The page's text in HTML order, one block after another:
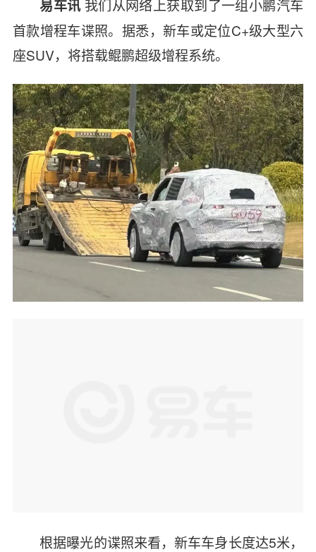
易车讯我们从网络上获取到了一组小鹏汽车
首款增程车谍照。据悉，新车或定位C+级大型六
座SUV，将搭载鲲鹏超级增程系统。
根据曝光的谍照来看，新车车身长度达5米，